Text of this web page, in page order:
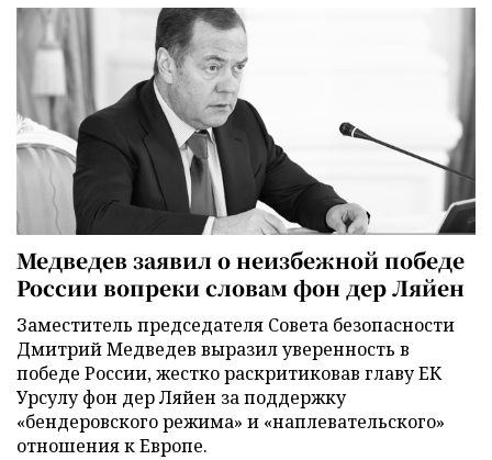
Медведев заявил о неизбежной победе
России вопреки словам фон дер Ляйен
Заместитель председателя Совета безопасности
Дмитрий Медведев выразил уверенность в
победе России, жестко раскритиковав главу ЕК
Урсулу фон дер Ляйен за поддержку
«бендеровского режима» и «наплевательского»
отношения к Европе.